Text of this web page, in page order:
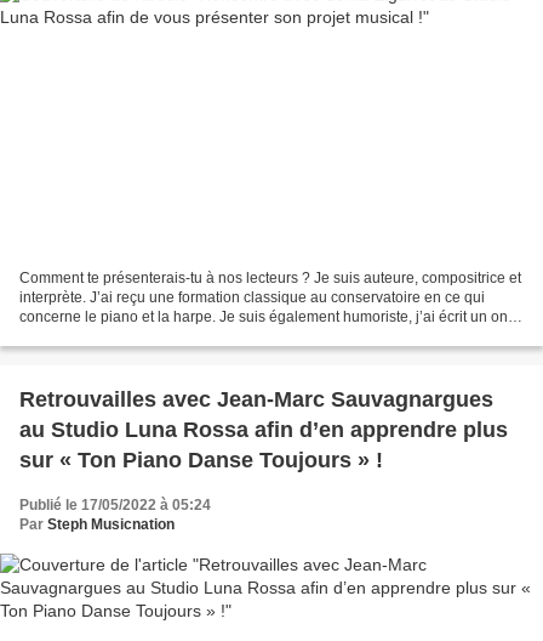
Comment te présenterais-tu à nos lecteurs ? Je suis auteure, compositrice et
interprète. J’ai reçu une formation classique au conservatoire en ce qui
concerne le piano et la harpe. Je suis également humoriste, j’ai écrit un one
Retrouvailles avec Jean-Marc Sauvagnargues
au Studio Luna Rossa afin d’en apprendre plus
sur « Ton Piano Danse Toujours » !
Publié le 17/05/2022 à 05:24
Par Steph Musicnation